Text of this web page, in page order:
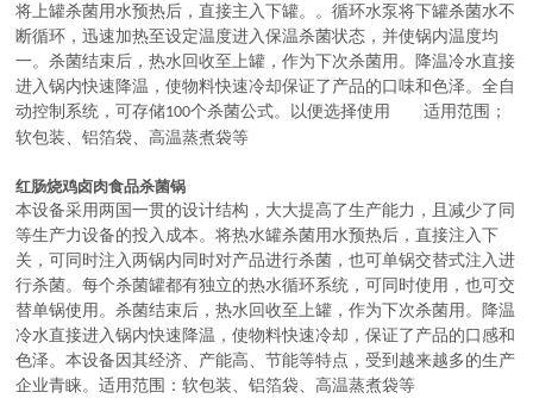
将上罐杀菌用水预热后，直接主入下罐。。循环水泵将下罐杀菌水不
断循环，迅速加热至设定温度进入保温杀菌状态，并使锅内温度均
一。杀菌结束后，热水回收至上罐，作为下次杀菌用。降温冷水直接
进入锅内快速降温，使物料快速冷却保证了产品的口味和色泽。全自
动控制系统，可存储100个杀菌公式。以便选择使用 适用范围；
软包装、铝箔袋、高温蒸煮袋等
红肠烧鸡卤肉食品杀菌锅
本设备采用两国一贯的设计结构，大大提高了生产能力，且减少了同
等生产力设备的投入成本。将热水罐杀菌用水预热后，直接注入下
关，可同时注入两锅内同时对产品进行杀菌，也可单锅交替式注入进
行杀菌。每个杀菌罐都有独立的热水循环系统，可同时使用，也可交
替单锅使用。杀菌结束后，热水回收至上罐，作为下次杀菌用。降温
冷水直接进入锅内快速降温，使物料快速冷却，保证了产品的口感和
色泽。本设备因其经济、产能高、节能等特点，受到越来越多的生产
企业青睐。适用范围：软包装、铝箔袋、高温蒸煮袋等